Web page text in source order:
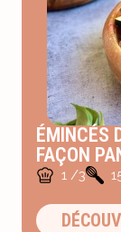
ÉMINCÉS
FAÇON
1 /3